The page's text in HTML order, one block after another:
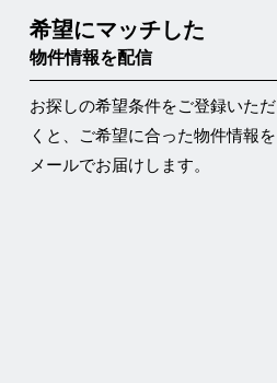
希望にマッチした
物件情報を配信
お探しの希望条件をご登録いただ
くと、ご希望に合った物件情報を
メールでお届けします。